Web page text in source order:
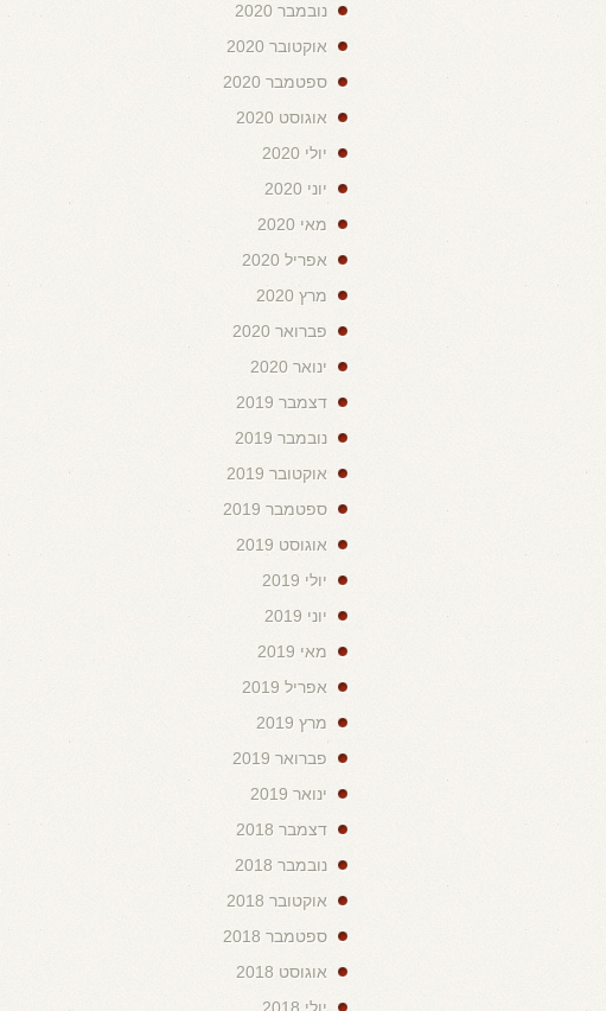
נובמבר 2020
אוקטובר 2020
ספטמבר 2020
אוגוסט 2020
יולי 2020
יוני 2020
מאי 2020
אפריל 2020
מרץ 2020
פברואר 2020
ינואר 2020
דצמבר 2019
נובמבר 2019
אוקטובר 2019
ספטמבר 2019
אוגוסט 2019
יולי 2019
יוני 2019
מאי 2019
אפריל 2019
מרץ 2019
פברואר 2019
ינואר 2019
דצמבר 2018
נובמבר 2018
אוקטובר 2018
ספטמבר 2018
אוגוסט 2018